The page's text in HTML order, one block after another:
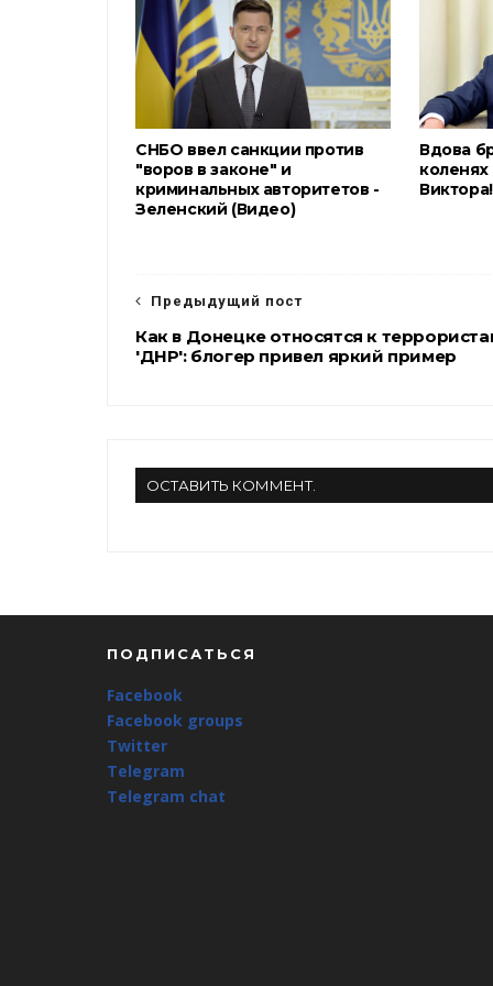
k
m
СНБО ввел санкции против
"воров в законе" и
криминальных авторитетов -
Зеленский (Видео)
Вдова
коленях
Предыдущий пост
Как в Донецке относятся к
'ДНР': блогер привел яркий пример
ОСТАВИТЬ КОММЕНТ.
ПОДПИСАТЬСЯ
Facebook
Facebook groups
Twitter
Telegram
Telegram chat